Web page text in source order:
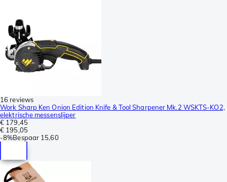
16 reviews
Work Sharp Ken Onion Edition Knife & Tool Sharpener Mk.2 WSKTS-KO2,
elektrische messenslijper
€ 179,45
€ 195,05
-8%Bespaar 15,60